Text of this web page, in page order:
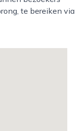
te bereiken via